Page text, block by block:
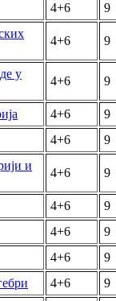
4+6 9
4+6 9
у
4+6 9
4+6
9
4+6 9
и
4+6 9
4+6
9
4+6
9
4+6
9
4+6
9